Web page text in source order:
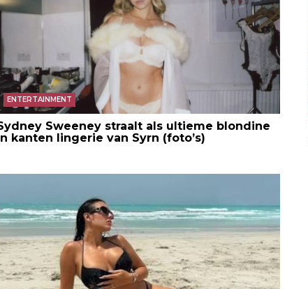
ENTERTAINMENT
Sweeney straalt als ultieme blondine
kanten lingerie van Syrn (foto’s)